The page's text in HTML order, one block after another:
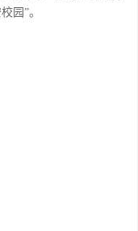
园”。